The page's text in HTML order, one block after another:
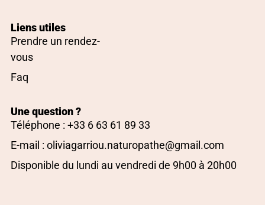
Liens utiles
Prendre un rendez-
vous
Faq
Une question ?
Téléphone : +33 6 63 61 89 33
E-mail : oliviagarriou.naturopathe@gmail.com
Disponible du lundi au vendredi de 9h00 à 20h00